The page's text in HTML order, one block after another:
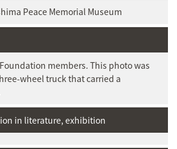
Peace Memorial Museum
members. This photo was
wheel truck that carried a
in literature, exhibition